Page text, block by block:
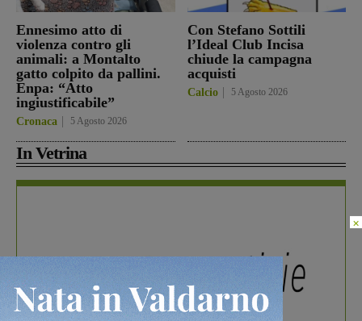
Ennesimo atto di
violenza contro gli
animali: a Montalto
gatto colpito da pallini.
Enpa: “Atto
ingiustificabile”
Cronaca 5 Agosto 2026
Con Stefano Sottili
l’Ideal Club Incisa
chiude la campagna
acquisti
Calcio 5 Agosto 2026
In Vetrina
×